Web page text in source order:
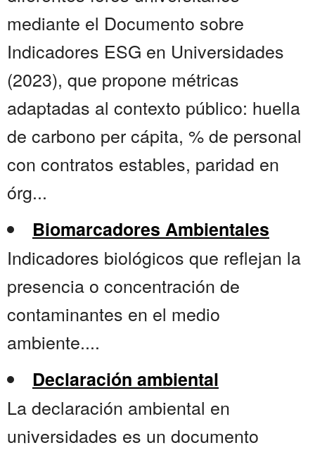
mediante el Documento sobre
Indicadores ESG en Universidades
(2023), que propone métricas
adaptadas al contexto público: huella
de carbono per cápita, % de personal
con contratos estables, paridad en
órg...
Biomarcadores Ambientales
Indicadores biológicos que reflejan la
presencia o concentración de
contaminantes en el medio
ambiente....
Declaración ambiental
La declaración ambiental en
universidades es un documento